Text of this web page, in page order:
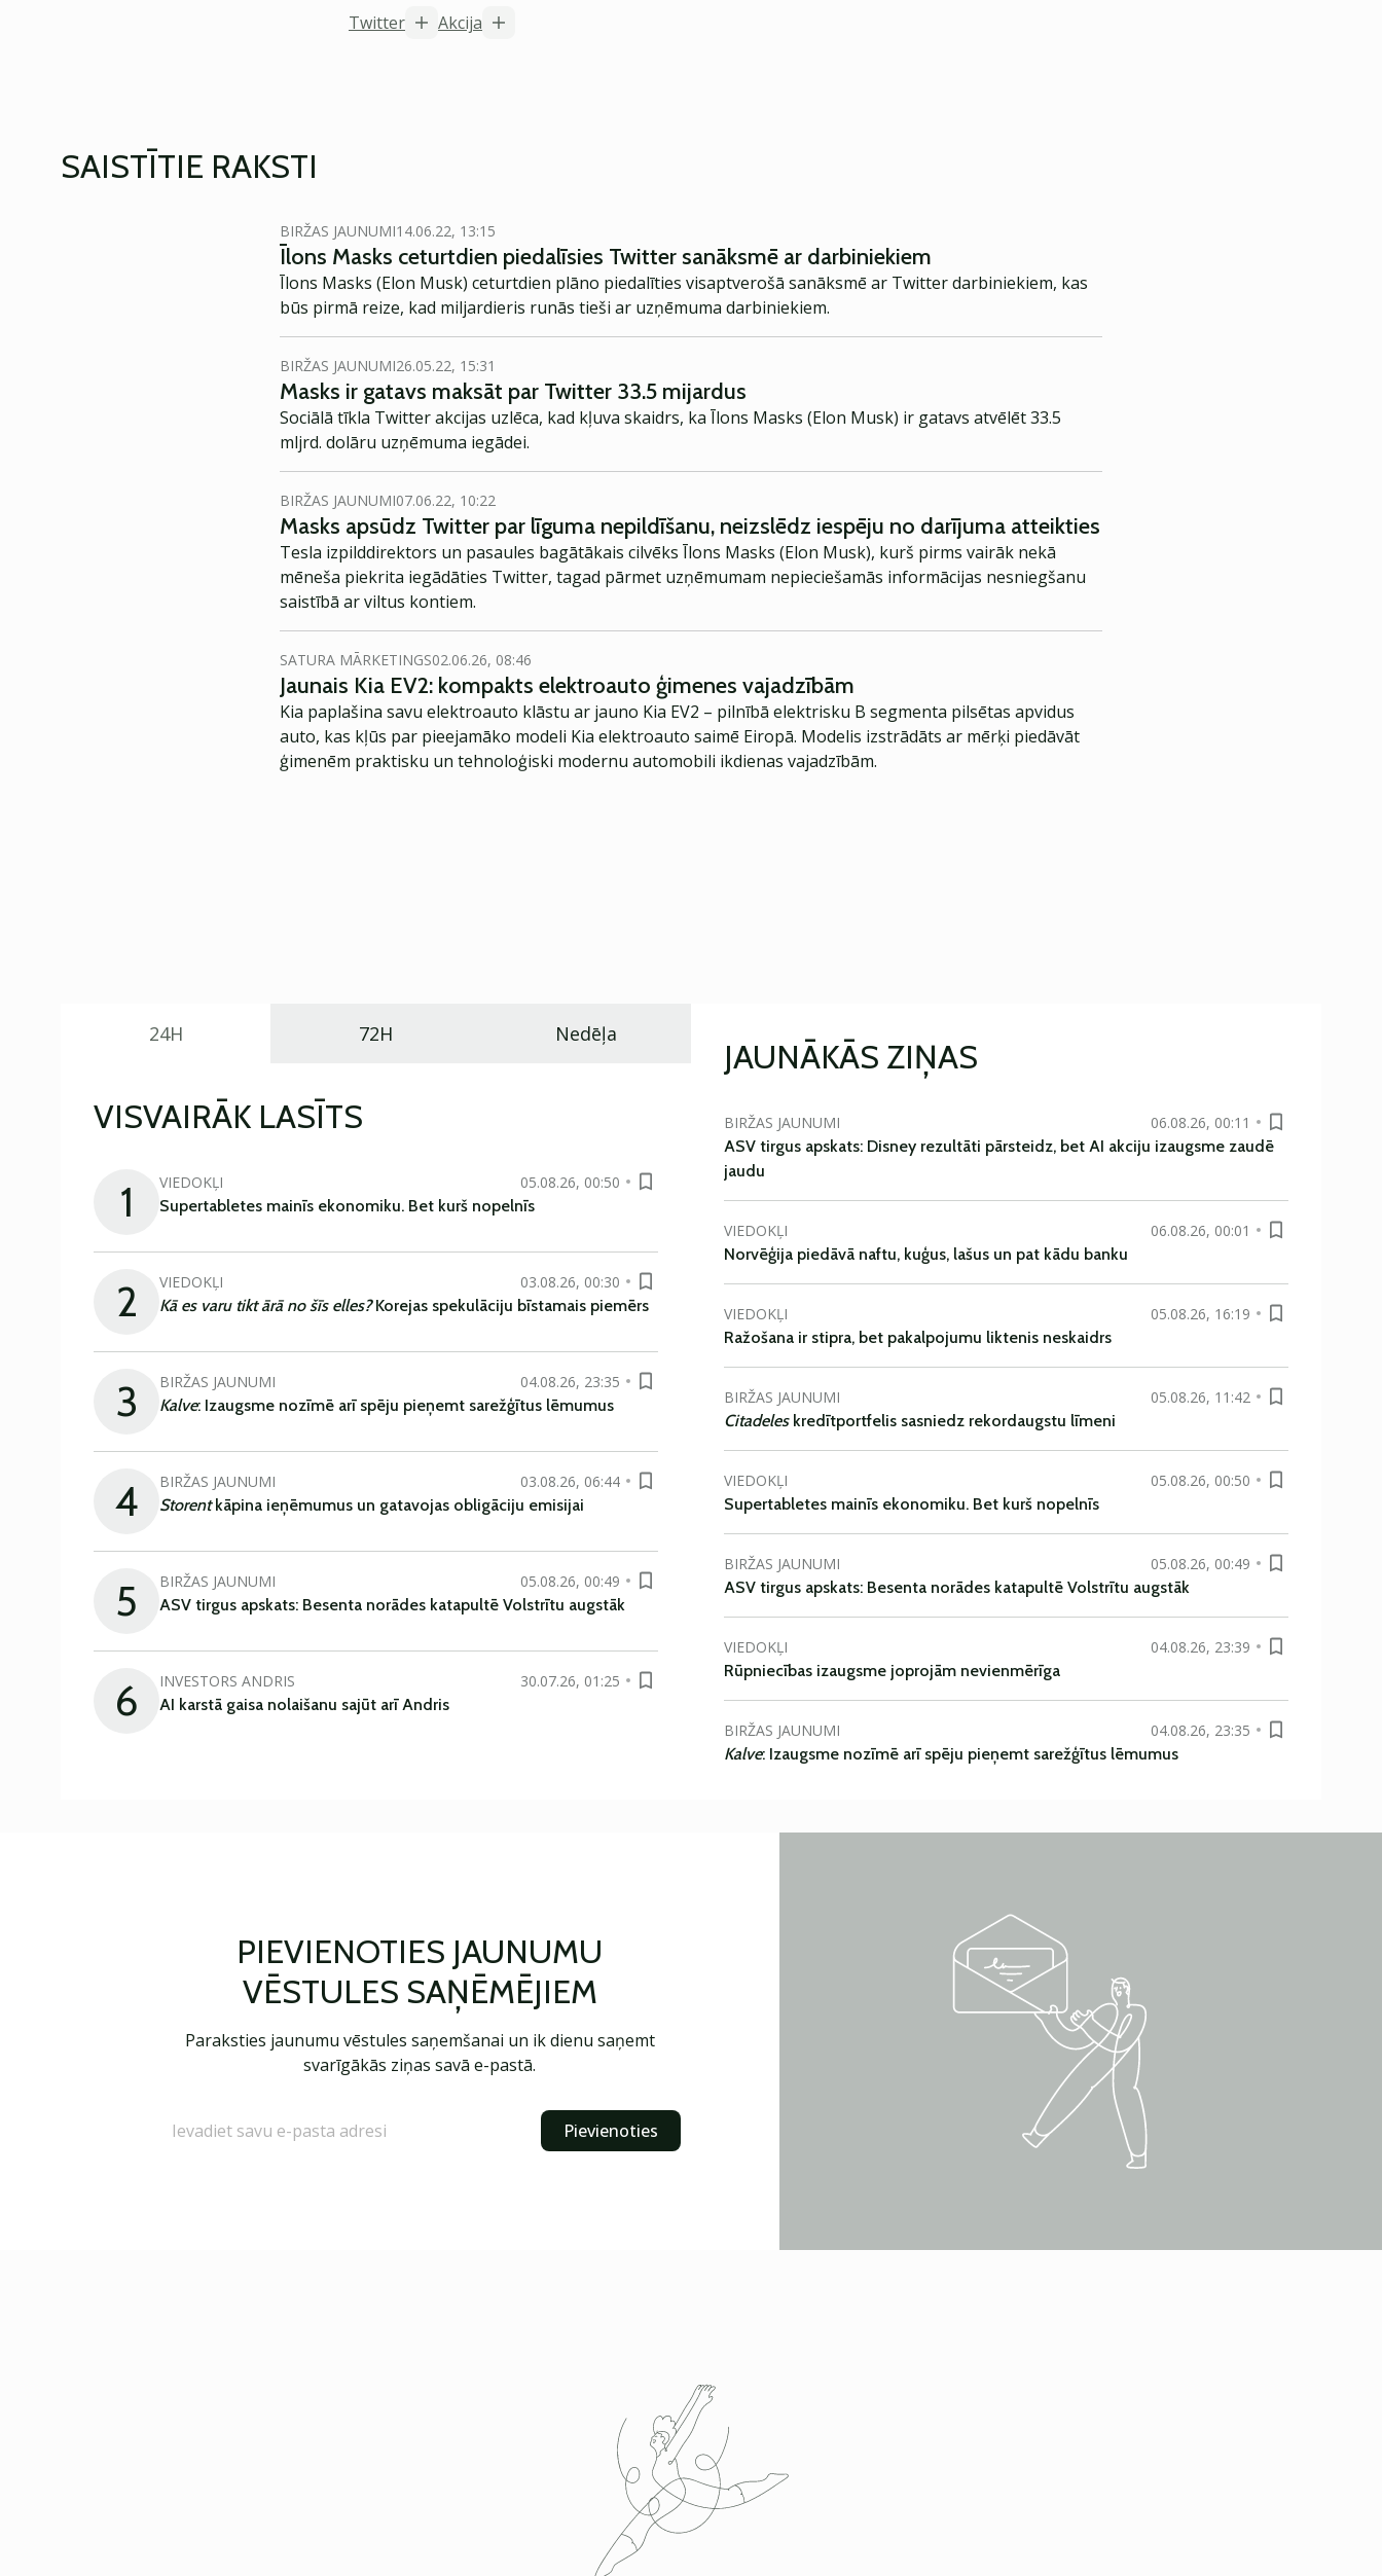
Twitter
Akcija
SAISTĪTIE RAKSTI
BIRŽAS JAUNUMI14.06.22, 13:15
Īlons Masks ceturtdien piedalīsies Twitter sanāksmē ar darbiniekiem
Īlons Masks (Elon Musk) ceturtdien plāno piedalīties visaptverošā sanāksmē ar Twitter darbiniekiem, kas
būs pirmā reize, kad miljardieris runās tieši ar uzņēmuma darbiniekiem.
BIRŽAS JAUNUMI26.05.22, 15:31
Masks ir gatavs maksāt par Twitter 33.5 mijardus
Sociālā tīkla Twitter akcijas uzlēca, kad kļuva skaidrs, ka Īlons Masks (Elon Musk) ir gatavs atvēlēt 33.5
mljrd. dolāru uzņēmuma iegādei.
BIRŽAS JAUNUMI07.06.22, 10:22
Masks apsūdz Twitter par līguma nepildīšanu, neizslēdz iespēju no darījuma atteikties
Tesla izpilddirektors un pasaules bagātākais cilvēks Īlons Masks (Elon Musk), kurš pirms vairāk nekā
mēneša piekrita iegādāties Twitter, tagad pārmet uzņēmumam nepieciešamās informācijas nesniegšanu
saistībā ar viltus kontiem.
SATURA MĀRKETINGS02.06.26, 08:46
Jaunais Kia EV2: kompakts elektroauto ģimenes vajadzībām
Kia paplašina savu elektroauto klāstu ar jauno Kia EV2 – pilnībā elektrisku B segmenta pilsētas apvidus
auto, kas kļūs par pieejamāko modeli Kia elektroauto saimē Eiropā. Modelis izstrādāts ar mērķi piedāvāt
ģimenēm praktisku un tehnoloģiski modernu automobili ikdienas vajadzībām.
24H 72H Nedēļa
VISVAIRĀK LASĪTS
1 VIEDOKĻI
05.08.26, 00:50
Supertabletes mainīs ekonomiku. Bet kurš nopelnīs
2 VIEDOKĻI
03.08.26, 00:30
Kā es varu tikt ārā no šīs elles?Korejas spekulāciju bīstamais piemērs
3 BIRŽAS JAUNUMI
04.08.26, 23:35
Kalve: Izaugsme nozīmē arī spēju pieņemt sarežģītus lēmumus
4 BIRŽAS JAUNUMI
03.08.26, 06:44
Storentkāpina ieņēmumus un gatavojas obligāciju emisijai
5 BIRŽAS JAUNUMI
05.08.26, 00:49
ASV tirgus apskats: Besenta norādes katapultē Volstrītu augstāk
6 INVESTORS ANDRIS
30.07.26, 01:25
AI karstā gaisa nolaišanu sajūt arī Andris
JAUNĀKĀS ZIŅAS
BIRŽAS JAUNUMI
06.08.26, 00:11
ASV tirgus apskats: Disney rezultāti pārsteidz, bet AI akciju izaugsme zaudē
jaudu
VIEDOKĻI
06.08.26, 00:01
Norvēģija piedāvā naftu, kuģus, lašus un pat kādu banku
VIEDOKĻI
05.08.26, 16:19
Ražošana ir stipra, bet pakalpojumu liktenis neskaidrs
BIRŽAS JAUNUMI
05.08.26, 11:42
Citadeleskredītportfelis sasniedz rekordaugstu līmeni
VIEDOKĻI
05.08.26, 00:50
Supertabletes mainīs ekonomiku. Bet kurš nopelnīs
BIRŽAS JAUNUMI
05.08.26, 00:49
ASV tirgus apskats: Besenta norādes katapultē Volstrītu augstāk
VIEDOKĻI
04.08.26, 23:39
Rūpniecības izaugsme joprojām nevienmērīga
BIRŽAS JAUNUMI
04.08.26, 23:35
Kalve: Izaugsme nozīmē arī spēju pieņemt sarežģītus lēmumus
PIEVIENOTIES JAUNUMU
VĒSTULES SAŅĒMĒJIEM
Paraksties jaunumu vēstules saņemšanai un ik dienu saņemt
svarīgākās ziņas savā e-pastā.
Pievienoties